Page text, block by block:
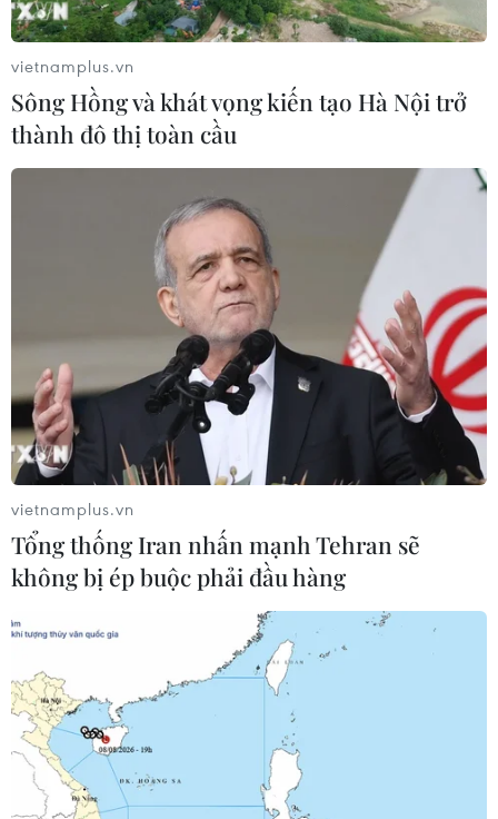
của họ ở EU.
Nhóm binh sỹ tăng cường đầu tiên của Mỹ
đã tới nước Đức
05/02/2022 03:41
Truyền thông Đức cho biết những binh sỹ đầu tiên trong
tổng số khoảng 2.000 binh sỹ Mỹ được tăng cường tới
châu Âu liên quan cuộc khủng hoảng Ukraine, đã tới
Wiesbaden, Đức.
vietnamplus.vn
Sông Hồng và khát vọng kiến tạo Hà Nội trở
thành đô thị toàn cầu
vietnamplus.vn
Tổng thống Iran nhấn mạnh Tehran sẽ
không bị ép buộc phải đầu hàng